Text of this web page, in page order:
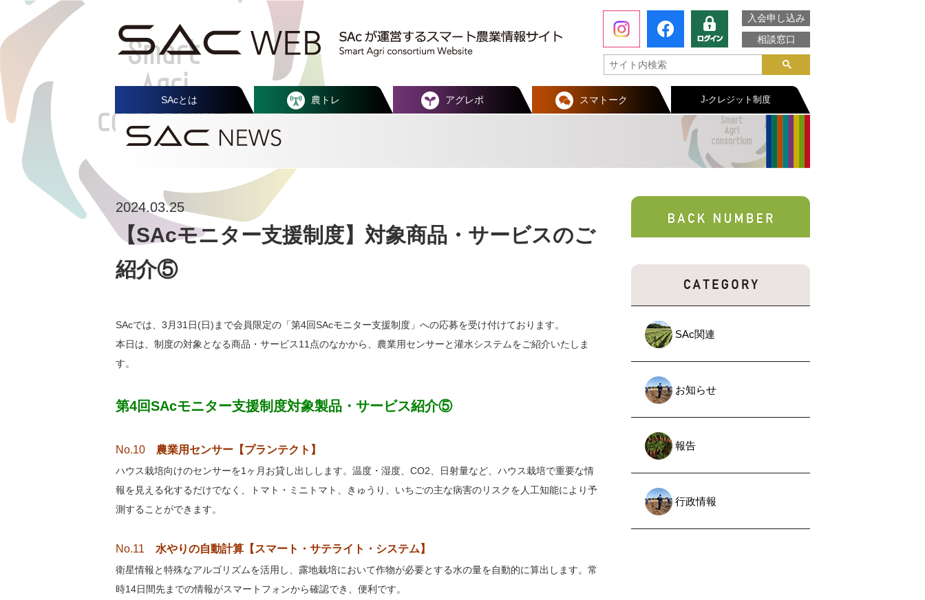
入会申し込み
相談窓口
SAcとは 農トレ アグレポ スマトーク J-クレジット制度
SAc関連
お知らせ
報告
行政情報
2024.03.25
【SAcモニター支援制度】対象商品・サービスのご
紹介⑤
SAcでは、3月31日(日)まで会員限定の「第4回SAcモニター支援制度」への応募を受け付けております。
本日は、制度の対象となる商品・サービス11点のなかから、農業用センサーと灌水システムをご紹介いたしま
す。
第4回SAcモニター支援制度対象製品・サービス紹介⑤
No.10 農業用センサー【プランテクト】
ハウス栽培向けのセンサーを1ヶ月お貸し出しします。温度・湿度、CO2、日射量など、ハウス栽培で重要な情
報を見える化するだけでなく、トマト・ミニトマト、きゅうり、いちごの主な病害のリスクを人工知能により予
測することができます。
No.11 水やりの自動計算【スマート・サテライト・システム】
衛星情報と特殊なアルゴリズムを活用し、露地栽培において作物が必要とする水の量を自動的に算出します。常
時14日間先までの情報がスマートフォンから確認でき、便利です。